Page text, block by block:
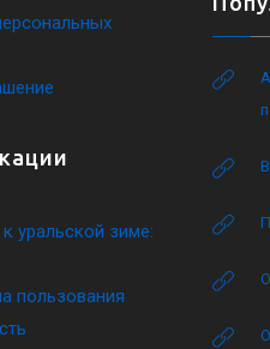
уральской зиме:
пользования